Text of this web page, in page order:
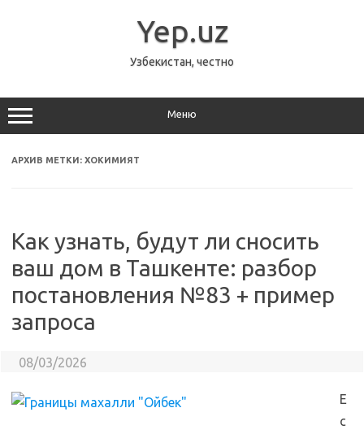
Yep.uz
Узбекистан, честно
Меню
АРХИВ МЕТКИ: ХОКИМИЯТ
Как узнать, будут ли сносить
ваш дом в Ташкенте: разбор
постановления №83 + пример
запроса
08/03/2026
Е
с